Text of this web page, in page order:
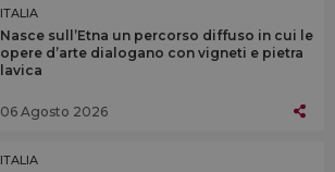
ITALIA
Nasce sull’Etna un percorso diffuso in cui le
opere d’arte dialogano con vigneti e pietra
lavica
06 Agosto 2026
ITALIA